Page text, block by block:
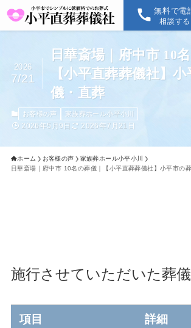
無料で電
相談する
日華斎場｜府中市 10名
【小平直葬葬儀社】
儀・直葬
2026
7/21
お客様の声 家族葬ホール小平小川
2026年5月9日 2026年7月21日
ホーム お客様の声
家族葬ホール小平小川
日華斎場｜府中市 10名の葬儀｜【小平直葬葬儀社】小平市の
施行させていただいた葬
項目 詳細